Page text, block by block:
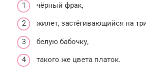
чёрный фрак,
жилет, застёгивающийся на
белую бабочку,
такого же цвета платок.